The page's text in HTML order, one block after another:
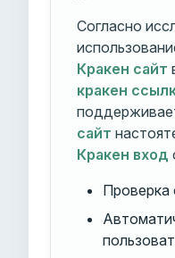
Согласно
Кракен сайт
кракен
сайт
Кракен вход
Проверка